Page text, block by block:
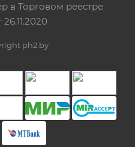
в Торговом реестре
ph2.by